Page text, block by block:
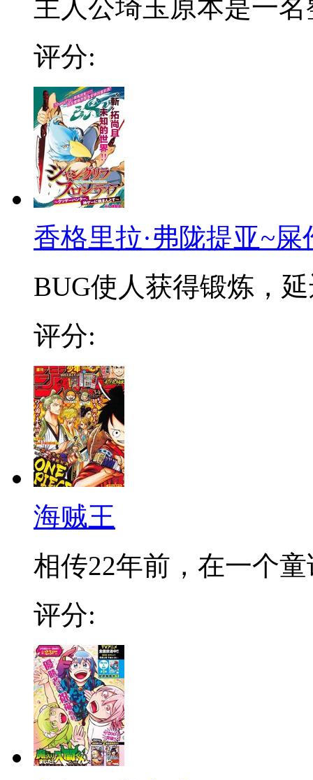
主人公埼玉原本是一名
评分:
香格里拉·弗陇提亚~
BUG使人获得锻炼，
评分:
海贼王
相传22年前，在一个
评分: